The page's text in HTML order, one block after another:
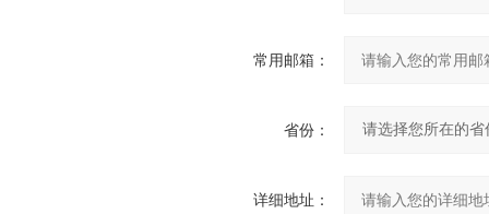
常用邮箱：
省份：
详细地址：